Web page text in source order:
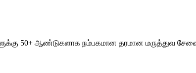
50+ ஆண்டுகளாக நம்பகமான தரமான மருத்துவ